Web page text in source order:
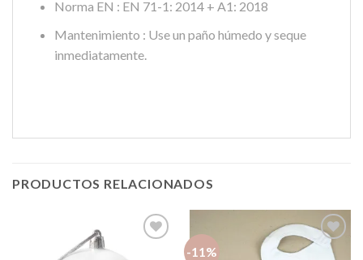
Norma EN : EN 71-1: 2014 + A1: 2018
Mantenimiento : Use un paño húmedo y seque
inmediatamente.
PRODUCTOS RELACIONADOS
-11%